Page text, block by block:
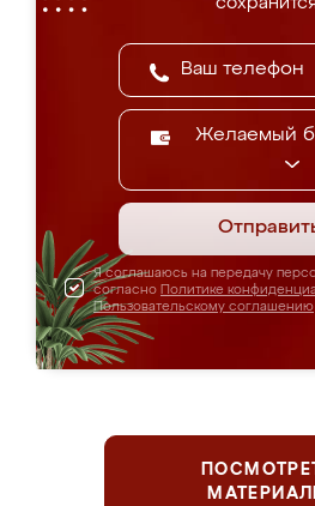
Желаемый
Я соглашаюсь на передачу
согласно Политике
Пользовательскому соглашению